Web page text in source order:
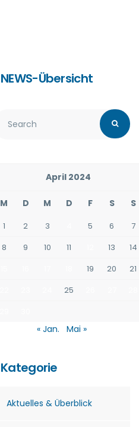
NEWS-Übersicht
April 2024
M D M D F S S
1 2 3 5 6
7
8
9 10 11 13
14
19 20
21
25
« Jan. Mai »
Kategorie
Aktuelles & Überblick